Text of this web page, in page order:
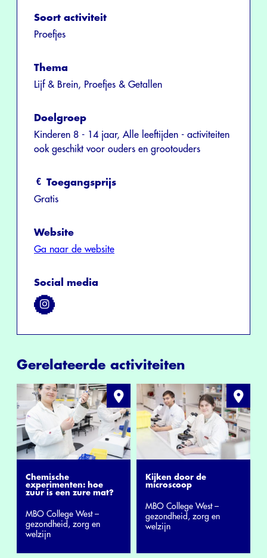
Soort activiteit
Proefjes
Thema
Lijf & Brein, Proefjes & Getallen
Doelgroep
Kinderen 8 - 14 jaar, Alle leeftijden - activiteiten
ook geschikt voor ouders en grootouders
Toegangsprijs
Gratis
Website
Ga naar de website
Social media
Gerelateerde activiteiten
Chemische
experimenten: hoe
zuur is een zure mat?
MBO College West –
gezondheid, zorg en
welzijn
Kijken door de
microscoop
MBO College West –
gezondheid, zorg en
welzijn